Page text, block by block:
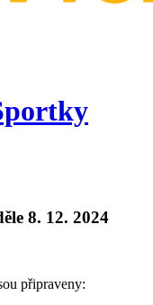
8. 12. 2024
připraveny: